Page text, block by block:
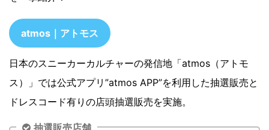
atmos｜アトモス
日本のスニーカーカルチャーの発信地「atmos（アトモ
ス）」では公式アプリ”atmos APP”を利用した抽選販売と
ドレスコード有りの店頭抽選販売を実施。
抽選販売店舗